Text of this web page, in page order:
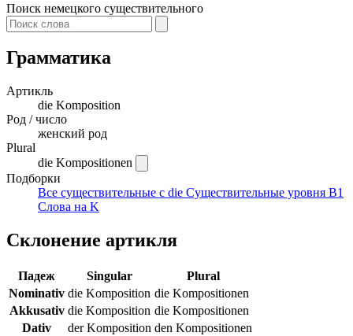
Поиск немецкого существительного
Грамматика
Артикль
die Komposition
Род / число
женский род
Plural
die Kompositionen
Подборки
Все существительные с die Существительные уровня B1
Слова на K
Склонение артикля
Падеж Singular
Plural
Nominativ die Komposition die Kompositionen
Akkusativ die Komposition die Kompositionen
Dativ
der Komposition den Kompositionen